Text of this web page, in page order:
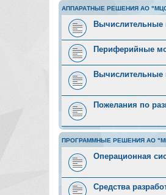
АППАРАТНЫЕ РЕШЕНИЯ АО
Вычислительные
Периферийные
Пожелания по
ПРОГРАММНЫЕ РЕШЕНИЯ АО
Операционная
Средства